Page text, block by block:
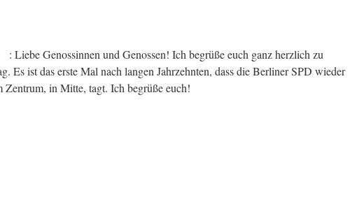
Genossinnen und Genossen! Ich begrüße euch ganz herzlich zu
Es ist das erste Mal nach langen Jahrzehnten, dass die Berliner SPD wieder
Zentrum, in Mitte, tagt. Ich begrüße euch!